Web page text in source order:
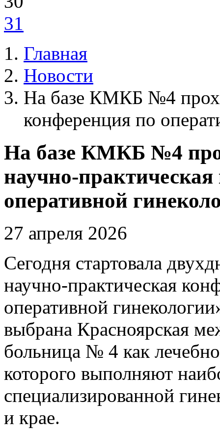
31
Главная
Новости
На базе КМКБ №4
конференция по
На базе КМКБ №4
оперативной
27 апреля 2026
Сегодня стартовала
научно‑практическая
оперативной
выбрана Красноярская
больница № 4 как
которого выполняют
специализированной
и крае.